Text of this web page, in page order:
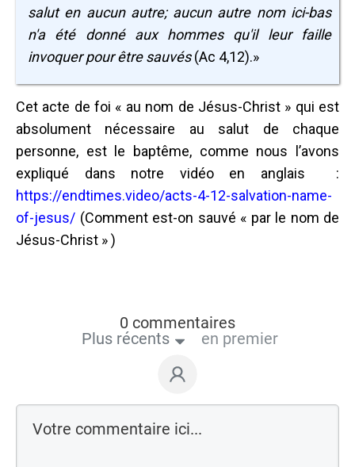
salut en aucun autre; aucun autre nom ici-bas
n'a été donné aux hommes qu'il leur faille
invoquer pour être sauvés(Ac 4,12).»
Cet acte de foi « au nom de Jésus-Christ » qui est
absolument nécessaire au salut de chaque
personne, est le baptême, comme nous l’avons
expliqué dans notre vidéo en anglais :
https://endtimes.video/acts-4-12-salvation-name-
of-jesus/ (Comment est-on sauvé « par le nom de
Jésus-Christ » )
0 commentaires
Plus récents
en premier